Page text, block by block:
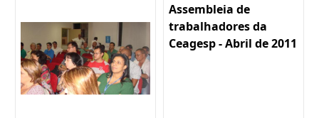
Assembleia de
trabalhadores da
Ceagesp - Abril de 2011